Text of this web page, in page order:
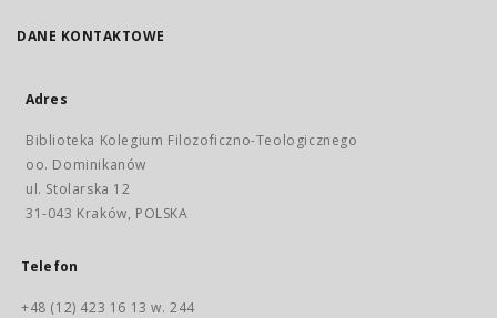
DANE KONTAKTOWE
Adres
Biblioteka Kolegium Filozoficzno-Teologicznego
oo. Dominikanów
ul. Stolarska 12
31-043 Kraków, POLSKA
Telefon
+48 (12) 423 16 13 w. 244